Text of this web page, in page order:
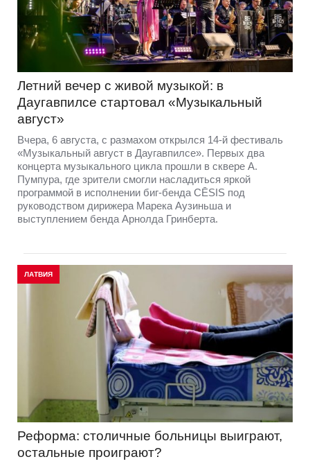
Летний вечер с живой музыкой: в
Даугавпилсе стартовал «Музыкальный
август»
Вчера, 6 августа, с размахом открылся 14-й фестиваль
«Музыкальный август в Даугавпилсе». Первых два
концерта музыкального цикла прошли в сквере А.
Пумпура, где зрители смогли насладиться яркой
программой в исполнении биг-бенда CĒSIS под
руководством дирижера Марека Аузиньша и
выступлением бенда Арнолда Гринберта.
ЛАТВИЯ
Реформа: столичные больницы выиграют,
остальные проиграют?